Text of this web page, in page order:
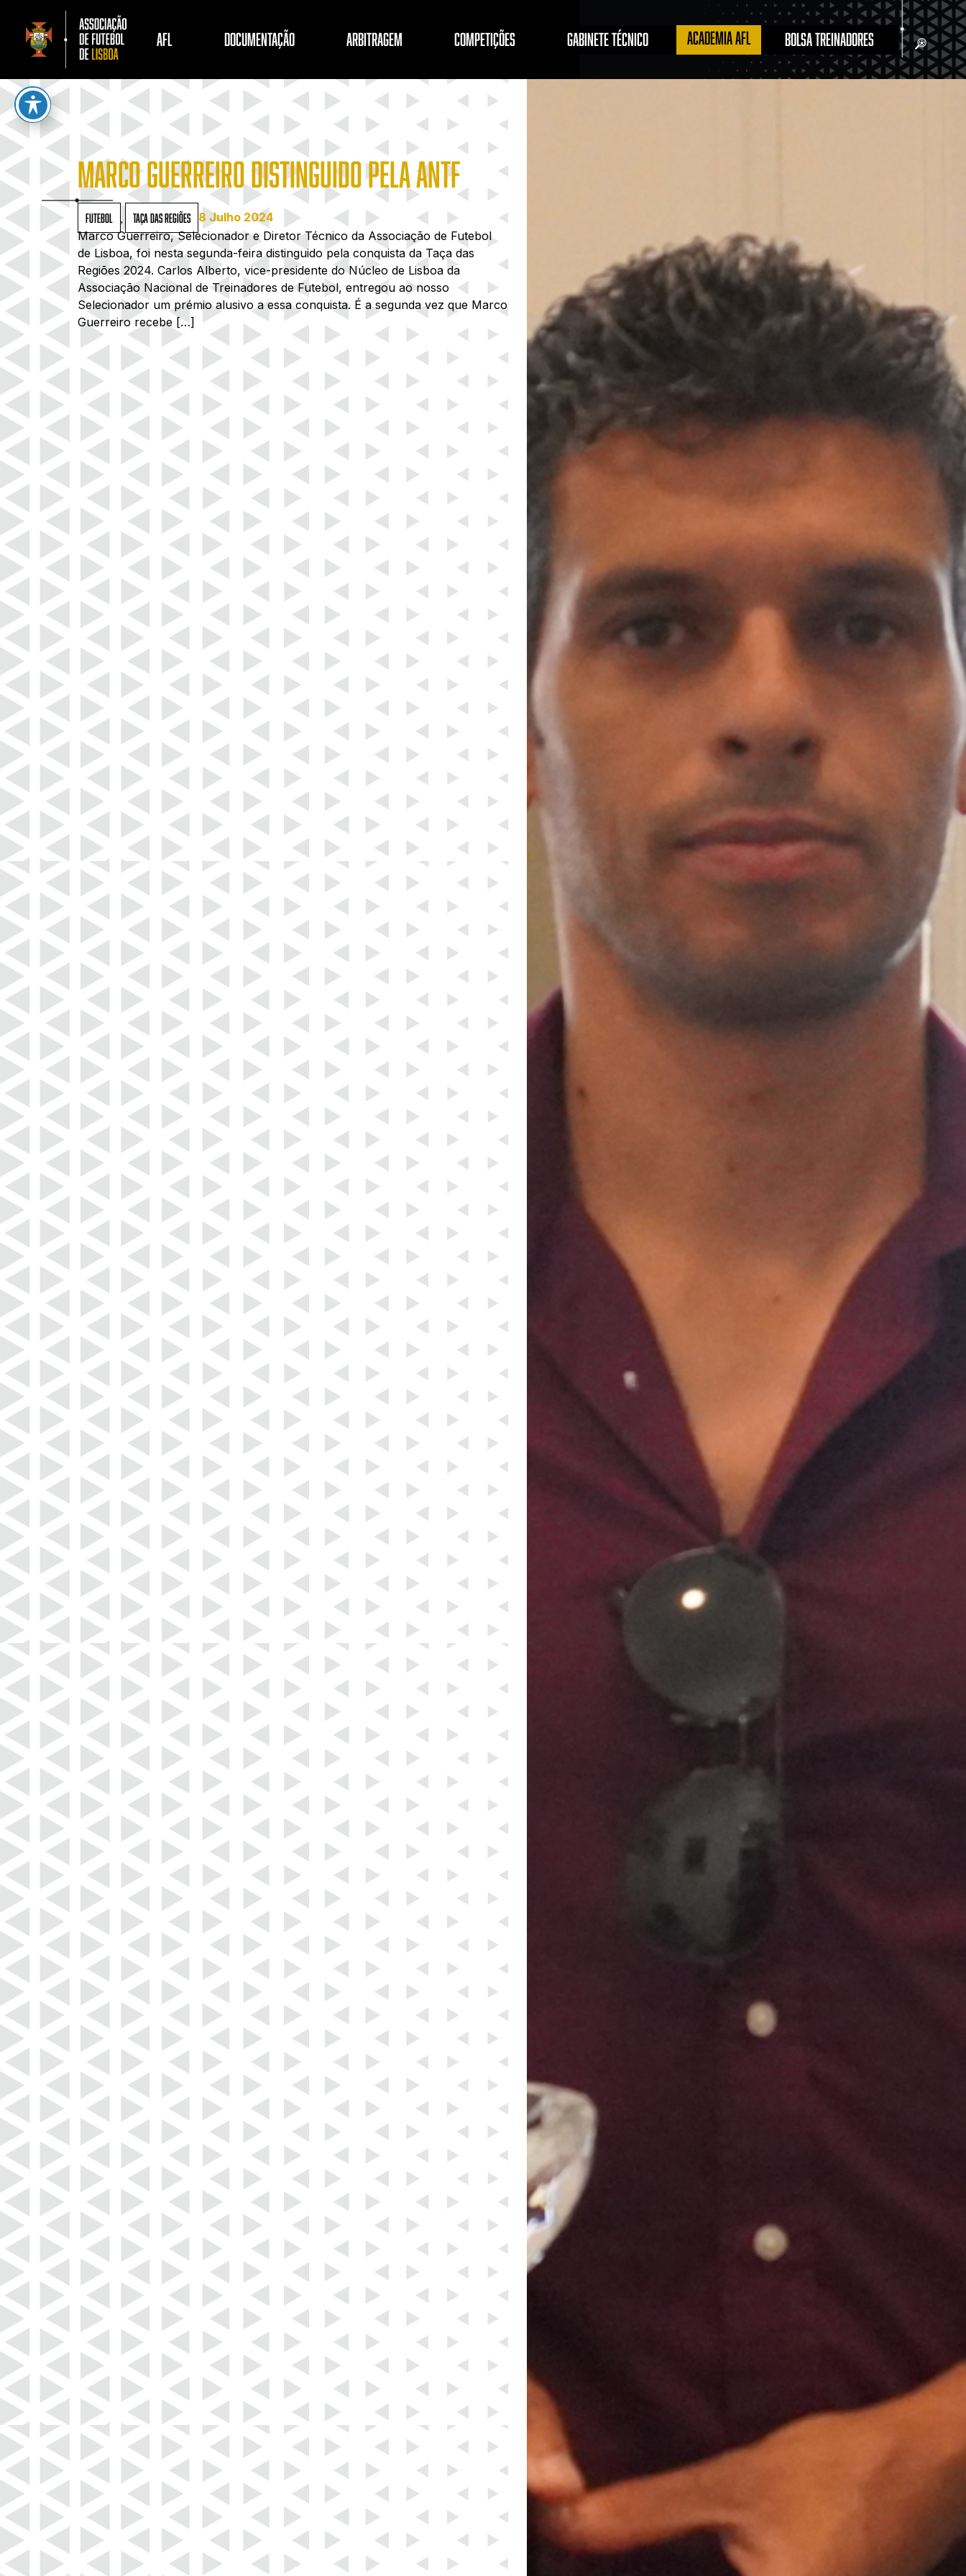
AFL DOCUMENTAÇÃO ARBITRAGEM COMPETIÇÕES GABINETE TÉCNICO ACADEMIA AFL BOLSA TREINADORES
MARCO GUERREIRO DISTINGUIDO PELA ANTF
Futebol Taça das Regiões
8 Julho 2024
Marco Guerreiro, Selecionador e Diretor Técnico da Associação de Futebol
de Lisboa, foi nesta segunda-feira distinguido pela conquista da Taça das
Regiões 2024. Carlos Alberto, vice-presidente do Núcleo de Lisboa da
Associação Nacional de Treinadores de Futebol, entregou ao nosso
Selecionador um prémio alusivo a essa conquista. É a segunda vez que Marco
Guerreiro recebe […]